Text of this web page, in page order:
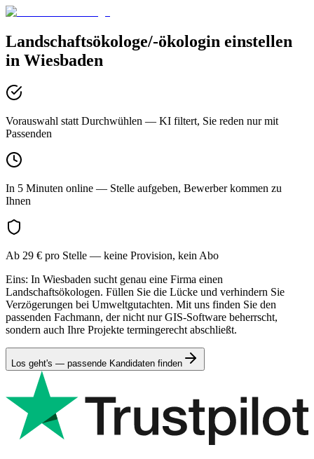
Landschaftsökologe/-ökologin einstellen
in Wiesbaden
Vorauswahl statt Durchwühlen — KI filtert, Sie reden nur mit
Passenden
In 5 Minuten online — Stelle aufgeben, Bewerber kommen zu
Ihnen
Ab 29 € pro Stelle — keine Provision, kein Abo
Eins: In Wiesbaden sucht genau eine Firma einen
Landschaftsökologen. Füllen Sie die Lücke und verhindern Sie
Verzögerungen bei Umweltgutachten. Mit uns finden Sie den
passenden Fachmann, der nicht nur GIS-Software beherrscht,
sondern auch Ihre Projekte termingerecht abschließt.
Los geht's — passende Kandidaten finden